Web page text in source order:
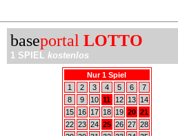
baseportal LOTTO
1 SPIEL kostenlos
Nur 1 Spiel
1
2 3 4 5 6
7
8
9 10 11 12 13
14
15
16 17 18 19 20 21
22 23 24 25 26 27 28